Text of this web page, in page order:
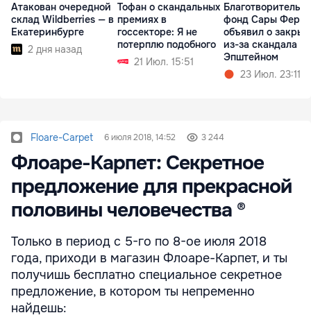
Атакован очередной
склад Wildberries — в
Екатеринбурге
2 дня назад
Тофан о скандальных
премиях в
госсекторе: Я не
потерплю подобного
21 Июл. 15:51
фонд Сары
объявил о
из-за скандала с
Эпштейном
23 Июл. 23:11
Floare-Carpet 6 июля 2018, 14:52 3 244
Флоаре-Карпет: Секретное
предложение для прекрасной
половины человечества ®
Только в период с 5-го по 8-ое июля 2018
года, приходи в магазин Флоаре-Карпет, и ты
получишь бесплатно специальное секретное
предложение, в котором ты непременно
найдешь: